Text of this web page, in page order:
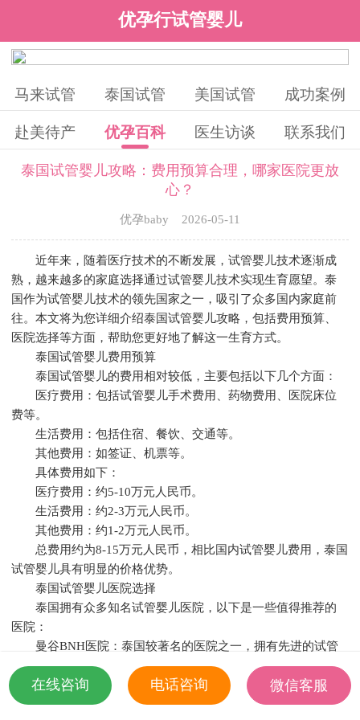
优孕行试管婴儿
马来试管 泰国试管 美国试管 成功案例
赴美待产 优孕百科 医生访谈 联系我们
泰国试管婴儿攻略：费用预算合理，哪家医院更放
心？
优孕baby 2026-05-11
近年来，随着医疗技术的不断发展，试管婴儿技术逐渐成
熟，越来越多的家庭选择通过试管婴儿技术实现生育愿望。泰
国作为试管婴儿技术的领先国家之一，吸引了众多国内家庭前
往。本文将为您详细介绍泰国试管婴儿攻略，包括费用预算、
医院选择等方面，帮助您更好地了解这一生育方式。
泰国试管婴儿费用预算
泰国试管婴儿的费用相对较低，主要包括以下几个方面：
医疗费用：包括试管婴儿手术费用、药物费用、医院床位
费等。
生活费用：包括住宿、餐饮、交通等。
其他费用：如签证、机票等。
具体费用如下：
医疗费用：约5-10万元人民币。
生活费用：约2-3万元人民币。
其他费用：约1-2万元人民币。
总费用约为8-15万元人民币，相比国内试管婴儿费用，泰国
试管婴儿具有明显的价格优势。
泰国试管婴儿医院选择
泰国拥有众多知名试管婴儿医院，以下是一些值得推荐的
医院：
曼谷BNH医院：泰国较著名的医院之一，拥有先进的试管
婴儿技术。
曼谷BNH医院：泰国较著名的医院之一，拥有先进的试管
婴儿技术。
在线咨询 电话咨询
微信客服